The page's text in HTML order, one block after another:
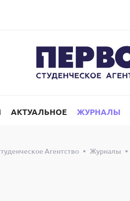
АКТУАЛЬНОЕ ЖУРНАЛЫ
Агентство Журналы